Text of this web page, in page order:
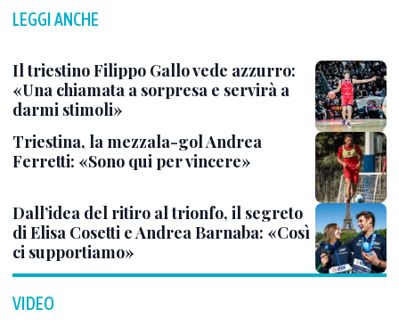
LEGGI ANCHE
Il triestino Filippo Gallo vede azzurro:
«Una chiamata a sorpresa e servirà a
darmi stimoli»
Triestina, la mezzala-gol Andrea
Ferretti: «Sono qui per vincere»
Dall’idea del ritiro al trionfo, il segreto
di Elisa Cosetti e Andrea Barnaba: «Così
ci supportiamo»
VIDEO